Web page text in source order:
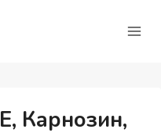
Карнозин,